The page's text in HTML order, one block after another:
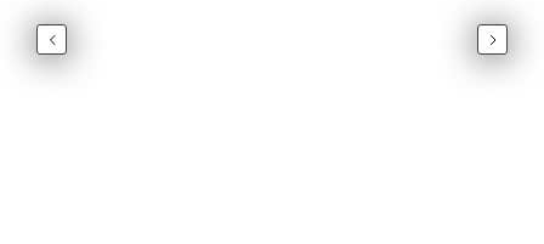
Previous Next